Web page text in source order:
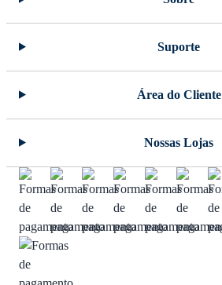
Suporte
Área do Cliente
Nossas Lojas